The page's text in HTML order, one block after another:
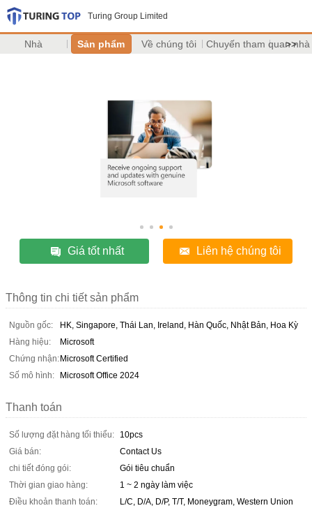
Turing Group Limited
Nhà Sản phẩm Về chúng tôi Chuyến tham quan nhà
>>
Giá tốt nhất Liên hệ chúng tôi
Thông tin chi tiết sản phẩm
Nguồn gốc:
HK, Singapore, Thái Lan, Ireland, Hàn Quốc, Nhật Bản, Hoa Kỳ
Hàng hiệu:
Microsoft
Chứng nhận:Microsoft Certified
Số mô hình:
Microsoft Office 2024
Thanh toán
Số lượng đặt hàng tối thiểu:
10pcs
Giá bán:
Contact Us
chi tiết đóng gói:
Gói tiêu chuẩn
Thời gian giao hàng:
1 ~ 2 ngày làm việc
Điều khoản thanh toán:
L/C, D/A, D/P, T/T, Moneygram, Western Union